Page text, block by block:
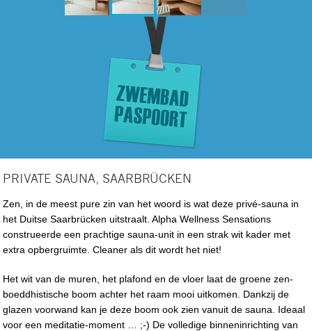
PRIVATE SAUNA, SAARBRÜCKEN
Zen, in de meest pure zin van het woord is wat deze privé-sauna in
het Duitse Saarbrücken uitstraalt. Alpha Wellness Sensations
construeerde een prachtige sauna-unit in een strak wit kader met
extra opbergruimte. Cleaner als dit wordt het niet!
Het wit van de muren, het plafond en de vloer laat de groene zen-
boeddhistische boom achter het raam mooi uitkomen. Dankzij de
glazen voorwand kan je deze boom ook zien vanuit de sauna. Ideaal
voor een meditatie-moment … ;-) De volledige binneninrichting van